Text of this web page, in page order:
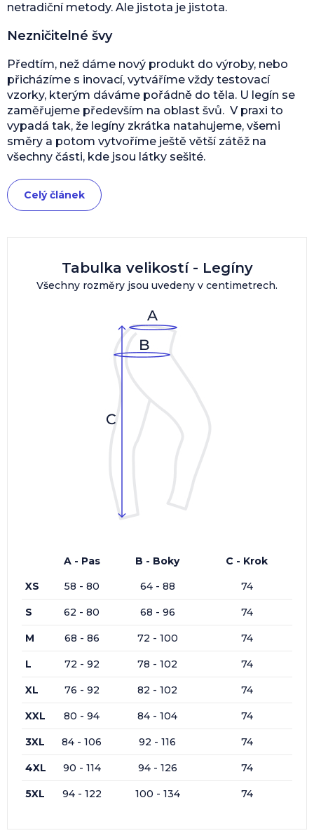
Tabulka velikostí - Legíny
Všechny rozměry jsou uvedeny v centimetrech.
A - Pas B - Boky
C - Krok
XS
58 - 80 64 - 88 74
S 62 - 80 68 - 96 74
M 68 - 86 72 - 100 74
L 72 - 92 78 - 102 74
XL 76 - 92 82 - 102 74
XXL 80 - 94 84 - 104 74
3XL 84 - 106 92 - 116 74
4XL 90 - 114 94 - 126 74
5XL 94 - 122 100 - 134 74
netradiční metody. Ale jistota je jistota.
Nezničitelné švy
Předtím, než dáme nový produkt do výroby, nebo
přicházíme s inovací, vytváříme vždy testovací
vzorky, kterým dáváme pořádně do těla. U legín se
zaměřujeme především na oblast švů. V praxi to
vypadá tak, že legíny zkrátka natahujeme, všemi
směry a potom vytvoříme ještě větší zátěž na
všechny části, kde jsou látky sešité.
Celý článek